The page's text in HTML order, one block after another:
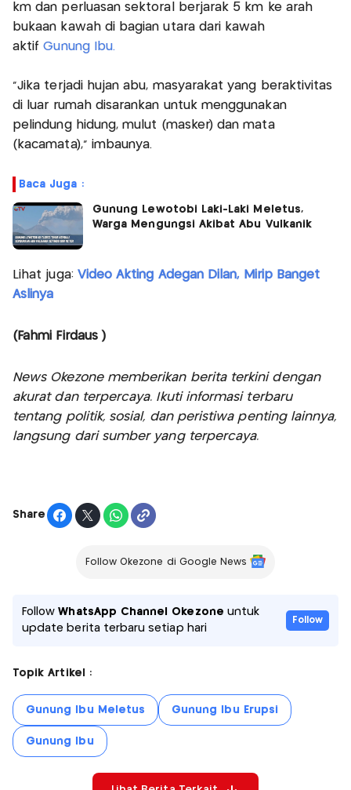
km dan perluasan sektoral berjarak 5 km ke arah
bukaan kawah di bagian utara dari kawah
aktifGunung Ibu.
"Jika terjadi hujan abu, masyarakat yang beraktivitas
di luar rumah disarankan untuk menggunakan
pelindung hidung, mulut (masker) dan mata
(kacamata)," imbaunya.
Baca Juga :
Gunung Lewotobi Laki-Laki Meletus,
Warga Mengungsi Akibat Abu Vulkanik
Lihat juga: Video Akting Adegan Dilan, Mirip Banget
Aslinya
(Fahmi Firdaus )
News Okezone memberikan berita terkini dengan
akurat dan terpercaya. Ikuti informasi terbaru
tentang politik, sosial, dan peristiwa penting lainnya,
langsung dari sumber yang terpercaya.
Share
Follow Okezone di Google News
FollowWhatsApp Channel Okezone untuk
update berita terbaru setiap hari
Follow
Topik Artikel :
Gunung Ibu Meletus Gunung Ibu Erupsi
Gunung Ibu